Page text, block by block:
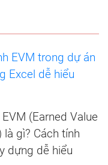
EVM trong dự án
Excel dễ hiểu
(Earned Value
gì? Cách tính
dựng dễ hiểu